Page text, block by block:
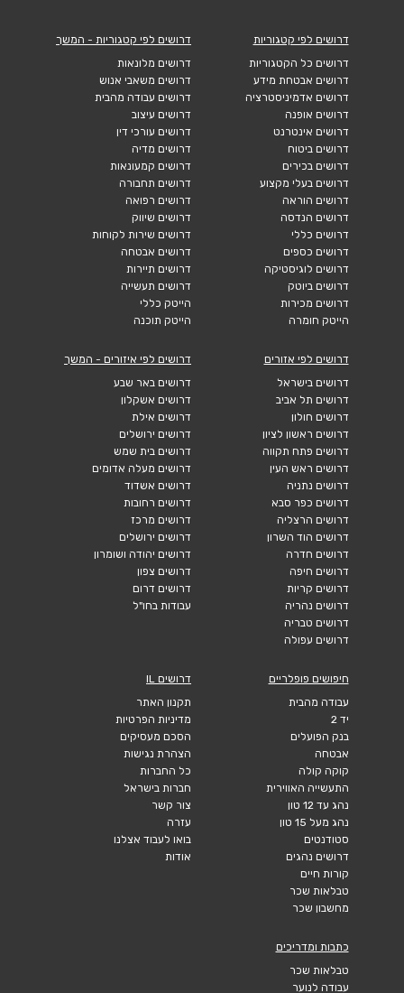
דרושים לפי קטגוריות
דרושים כל הקטגוריות
דרושים אבטחת מידע
דרושים אדמיניסטרציה
דרושים אופנה
דרושים אינטרנט
דרושים ביטוח
דרושים בכירים
דרושים בעלי מקצוע
דרושים הוראה
דרושים הנדסה
דרושים כללי
דרושים כספים
דרושים לוגיסטיקה
דרושים ביוטק
דרושים מכירות
הייטק חומרה
דרושים לפי קטגוריות - המשך
דרושים מלונאות
דרושים משאבי אנוש
דרושים עבודה מהבית
דרושים עיצוב
דרושים עורכי דין
דרושים מדיה
דרושים קמעונאות
דרושים תחבורה
דרושים רפואה
דרושים שיווק
דרושים שירות לקוחות
דרושים אבטחה
דרושים תיירות
דרושים תעשייה
הייטק כללי
הייטק תוכנה
דרושים לפי אזורים
דרושים בישראל
דרושים תל אביב
דרושים חולון
דרושים ראשון לציון
דרושים פתח תקווה
דרושים ראש העין
דרושים נתניה
דרושים כפר סבא
דרושים הרצליה
דרושים הוד השרון
דרושים חדרה
דרושים חיפה
דרושים קריות
דרושים נהריה
דרושים טבריה
דרושים עפולה
דרושים לפי איזורים - המשך
דרושים באר שבע
דרושים אשקלון
דרושים אילת
דרושים ירושלים
דרושים בית שמש
דרושים מעלה אדומים
דרושים אשדוד
דרושים רחובות
דרושים מרכז
דרושים ירושלים
דרושים יהודה ושומרון
דרושים צפון
דרושים דרום
עבודות בחו"ל
חיפושים פופלריים
עבודה מהבית
יד 2
בנק הפועלים
אבטחה
קוקה קולה
התעשייה האווירית
נהג עד 12 טון
נהג מעל 15 טון
סטודנטים
דרושים נהגים
קורות חיים
טבלאות שכר
מחשבון שכר
דרושים IL
תקנון האתר
מדיניות הפרטיות
הסכם מעסיקים
הצהרת נגישות
כל החברות
חברות בישראל
צור קשר
עזרה
בואו לעבוד אצלנו
אודות
כתבות ומדריכים
טבלאות שכר
עבודה לנוער